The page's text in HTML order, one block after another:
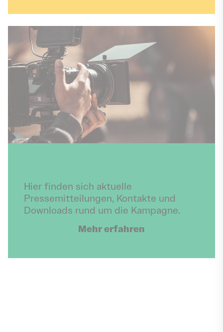
Hier finden sich aktuelle
Pressemitteilungen, Kontakte und
Downloads rund um die Kampagne.
Mehr erfahren